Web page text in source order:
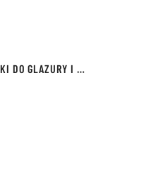
KRZYŻAKI DO GLAZURY I TERAKOTY